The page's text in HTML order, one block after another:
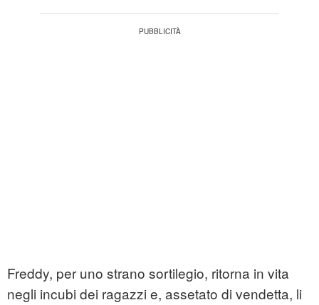
Freddy, per uno strano sortilegio, ritorna in vita
negli incubi dei ragazzi e, assetato di vendetta, li